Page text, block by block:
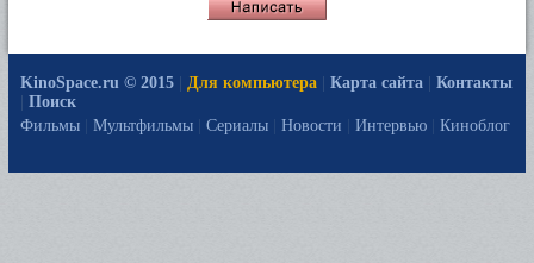
KinoSpace.ru © 2015 Для компьютера Карта сайта
Контакты
Поиск
Фильмы
Мультфильмы Сериалы Новости Интервью Киноблог